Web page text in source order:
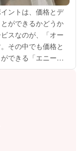
ントは、価格とデ
ができるかどうか
スなのが、「オー
その中でも価格と
できる「エニーブ
てドレスを作るこ